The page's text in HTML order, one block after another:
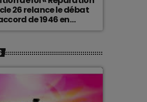
26 relance le débat
de 1946 en